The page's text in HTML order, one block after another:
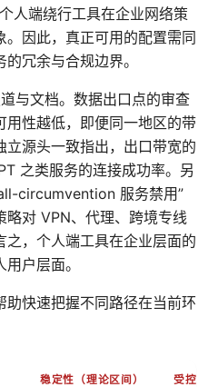
人端绕行工具在企业网络策
。因此，真正可用的配置需同
冗余与合规边界。
与文档。数据出口点的审查
用性越低，即便同一地区的带
立源头一致指出，出口带宽的
之类服务的连接成功率。另
circumvention 服务禁用”
略对 VPN、代理、跨境专线
，个人端工具在企业层面的
户层面。
助快速把握不同路径在当前环
稳定性（理论区间） 受控风